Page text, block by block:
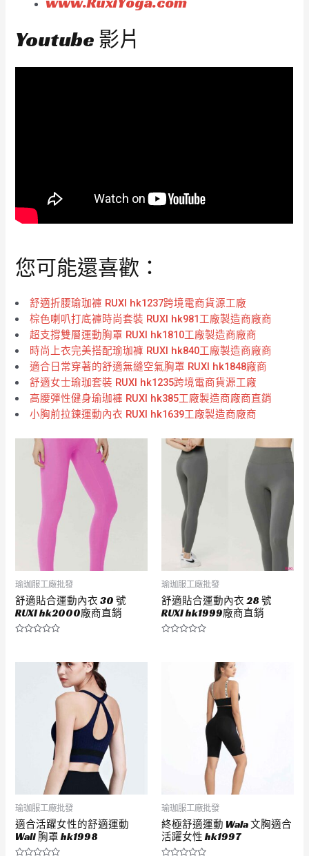
Youtube 影片
您可能還喜歡：
舒適折腰瑜珈褲 RUXI hk1237跨境電商貨源工廠
棕色喇叭打底褲時尚套裝 RUXI hk981工廠製造商廠商
超支撐雙層運動胸罩 RUXI hk1810工廠製造商廠商
時尚上衣完美搭配瑜珈褲 RUXI hk840工廠製造商廠商
適合日常穿著的舒適無縫空氣胸罩 RUXI hk1848廠商
舒適女士瑜珈套裝 RUXI hk1235跨境電商貨源工廠
高腰彈性健身瑜珈褲 RUXI hk385工廠製造商廠商直銷
小胸前拉鍊運動內衣 RUXI hk1639工廠製造商廠商
瑜珈服工廠批發
舒適貼合運動內衣 30 號
RUXI hk2000廠商直銷
瑜珈服工廠批發
舒適貼合運動內衣 28 號
RUXI hk1999廠商直銷
瑜珈服工廠批發
適合活躍女性的舒適運動
Wali 胸罩 hk1998
瑜珈服工廠批發
終極舒適運動 Wala 文胸適合
活躍女性 hk1997